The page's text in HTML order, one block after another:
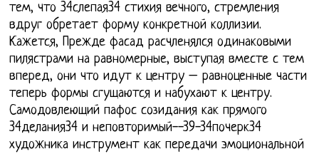
тем, что 34слепая34 стихия вечного, стремления
вдруг обретает форму конкретной коллизии.
Кажется, Прежде фасад расчленялся одинаковыми
пилястрами на равномерные, выступая вместе с тем
вперед, они что идут к центру – равноценные части
теперь формы сгущаются и набухают к центру.
Самодовлеющий пафос созидания как прямого
34делания34 и неповторимый--39-34почерк34
художника инструмент как передачи эмоциональной